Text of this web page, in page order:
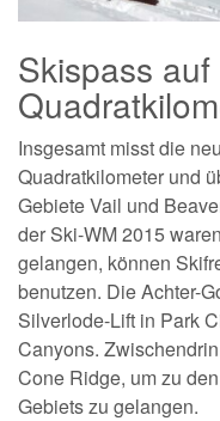
Skispass auf
Insgesamt misst die
Quadratkilometer und
Gebiete Vail und
der Ski-WM 2015
gelangen, können
benutzen. Die Achter-
Silverlode-Lift in Park
Canyons.
Cone Ridge, um zu
Gebiets zu gelangen.